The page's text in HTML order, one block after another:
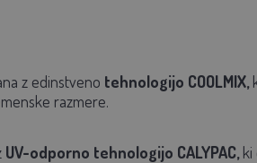
z edinstveno tehnologijo COOLMIX,
razmere.
UV-odporno tehnologijo CALYPAC,ki